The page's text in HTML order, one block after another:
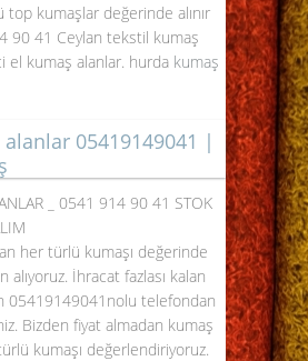
kumaşlar değerinde alınır
90 41 Ceylan tekstil kumaş
el kumaş alanlar. hurda kumaş
05419149041 |
_ 0541 914 90 41 STOK
her türlü kumaşı değerinde
alıyoruz. İhracat fazlası kalan
05419149041 nolu telefondan
Bizden fiyat almadan kumaş
kumaşı değerlendiriyoruz.